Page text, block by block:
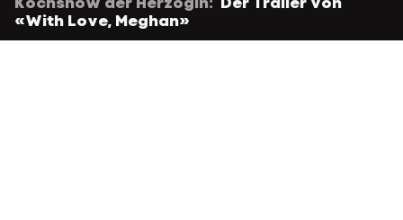
«With Love, Meghan»